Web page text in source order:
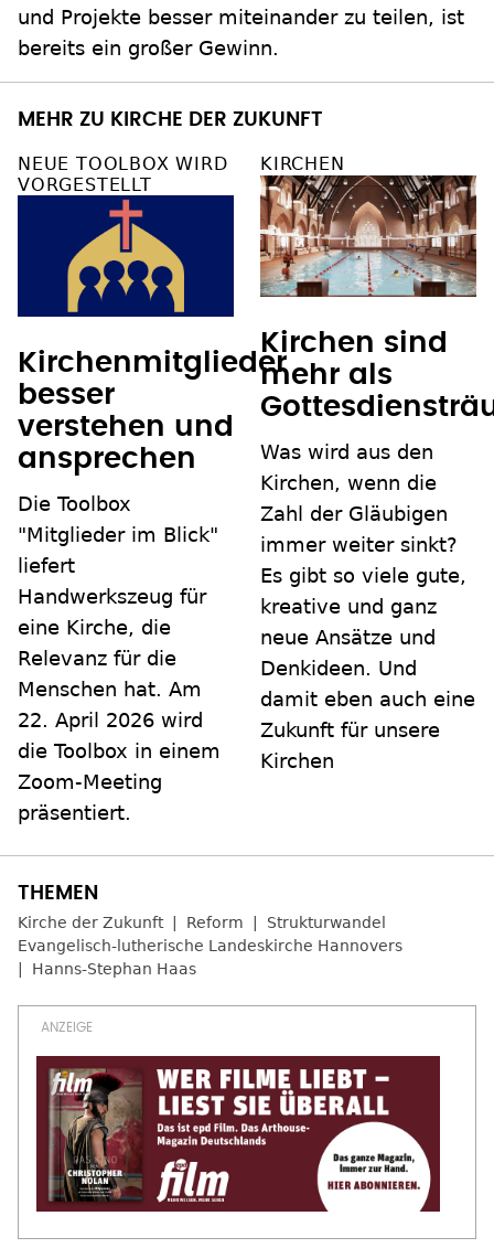
und Projekte besser miteinander zu teilen, ist
bereits ein großer Gewinn.
MEHR ZU KIRCHE DER ZUKUNFT
NEUE TOOLBOX WIRD
VORGESTELLT
Kirchenmitglieder
besser
verstehen und
ansprechen
Die Toolbox
"Mitglieder im Blick"
liefert
Handwerkszeug für
eine Kirche, die
Relevanz für die
Menschen hat. Am
22. April 2026 wird
die Toolbox in einem
Zoom-Meeting
präsentiert.
KIRCHEN
Kirchen sind
mehr als
Was wird aus den
Kirchen, wenn die
Zahl der Gläubigen
immer weiter sinkt?
Es gibt so viele gute,
kreative und ganz
neue Ansätze und
Denkideen. Und
damit eben auch eine
Zukunft für unsere
Kirchen
Kirche der Zukunft Reform
Strukturwandel
Evangelisch-lutherische Landeskirche Hannovers
Hanns-Stephan Haas